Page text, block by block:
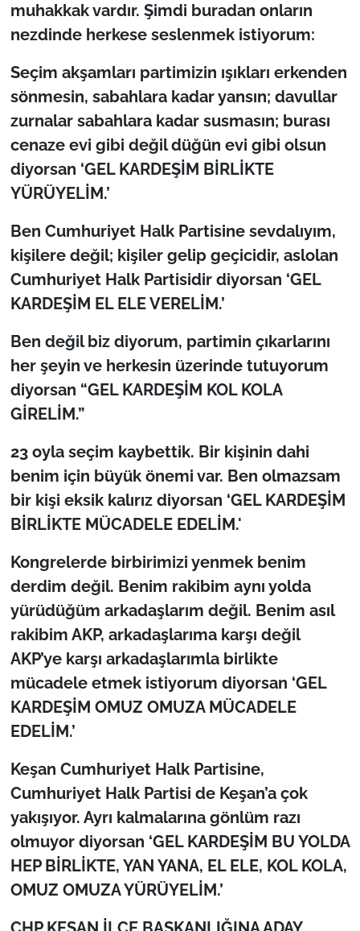
muhakkak vardır. Şimdi buradan onların
nezdinde herkese seslenmek istiyorum:
Seçim akşamları partimizin ışıkları erkenden
sönmesin, sabahlara kadar yansın; davullar
zurnalar sabahlara kadar susmasın; burası
cenaze evi gibi değil düğün evi gibi olsun
diyorsan ‘GEL KARDEŞİM BİRLİKTE
YÜRÜYELİM.’
Ben Cumhuriyet Halk Partisine sevdalıyım,
kişilere değil; kişiler gelip geçicidir, aslolan
Cumhuriyet Halk Partisidir diyorsan ‘GEL
KARDEŞİM EL ELE VERELİM.’
Ben değil biz diyorum, partimin çıkarlarını
her şeyin ve herkesin üzerinde tutuyorum
diyorsan “GEL KARDEŞİM KOL KOLA
GİRELİM.”
23 oyla seçim kaybettik. Bir kişinin dahi
benim için büyük önemi var. Ben olmazsam
bir kişi eksik kalırız diyorsan ‘GEL KARDEŞİM
BİRLİKTE MÜCADELE EDELİM.'
Kongrelerde birbirimizi yenmek benim
derdim değil. Benim rakibim aynı yolda
yürüdüğüm arkadaşlarım değil. Benim asıl
rakibim AKP, arkadaşlarıma karşı değil
AKP’ye karşı arkadaşlarımla birlikte
mücadele etmek istiyorum diyorsan ‘GEL
KARDEŞİM OMUZ OMUZA MÜCADELE
EDELİM.’
Keşan Cumhuriyet Halk Partisine,
Cumhuriyet Halk Partisi de Keşan’a çok
yakışıyor. Ayrı kalmalarına gönlüm razı
olmuyor diyorsan ‘GEL KARDEŞİM BU YOLDA
HEP BİRLİKTE, YAN YANA, EL ELE, KOL KOLA,
OMUZ OMUZA YÜRÜYELİM.’